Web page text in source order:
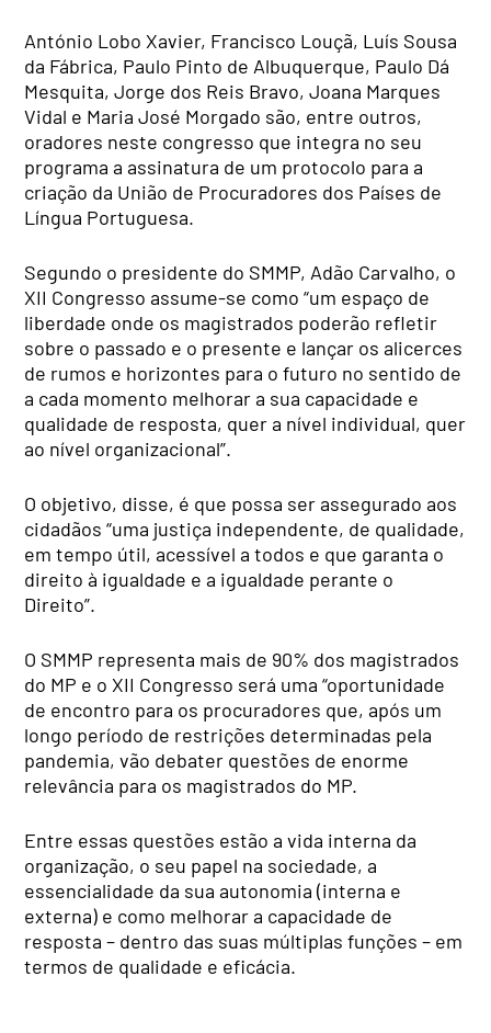
António Lobo Xavier, Francisco Louçã, Luís Sousa
da Fábrica, Paulo Pinto de Albuquerque, Paulo Dá
Mesquita, Jorge dos Reis Bravo, Joana Marques
Vidal e Maria José Morgado são, entre outros,
oradores neste congresso que integra no seu
programa a assinatura de um protocolo para a
criação da União de Procuradores dos Países de
Língua Portuguesa.
Segundo o presidente do SMMP, Adão Carvalho, o
XII Congresso assume-se como “um espaço de
liberdade onde os magistrados poderão refletir
sobre o passado e o presente e lançar os alicerces
de rumos e horizontes para o futuro no sentido de
a cada momento melhorar a sua capacidade e
qualidade de resposta, quer a nível individual, quer
ao nível organizacional”.
O objetivo, disse, é que possa ser assegurado aos
cidadãos “uma justiça independente, de qualidade,
em tempo útil, acessível a todos e que garanta o
direito à igualdade e a igualdade perante o
Direito”.
O SMMP representa mais de 90% dos magistrados
do MP e o XII Congresso será uma “oportunidade
de encontro para os procuradores que, após um
longo período de restrições determinadas pela
pandemia, vão debater questões de enorme
relevância para os magistrados do MP.
Entre essas questões estão a vida interna da
organização, o seu papel na sociedade, a
essencialidade da sua autonomia (interna e
externa) e como melhorar a capacidade de
resposta – dentro das suas múltiplas funções – em
termos de qualidade e eficácia.